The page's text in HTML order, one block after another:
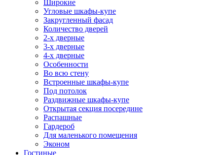
Широкие
Угловые шкафы-купе
Закругленный фасад
Количество дверей
2-х дверные
3-х дверные
4-х дверные
Особенности
Во всю стену
Встроенные шкафы-купе
Под потолок
Раздвижные шкафы-купе
Открытая секция посередине
Распашные
Гардероб
Для маленького помещения
Эконом
Гостиные